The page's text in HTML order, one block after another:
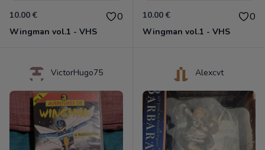
10.00 € 0
Wingman vol.1 - VHS
10.00 € 0
Wingman vol.1 - VHS
VictorHugo75 Alexcvt